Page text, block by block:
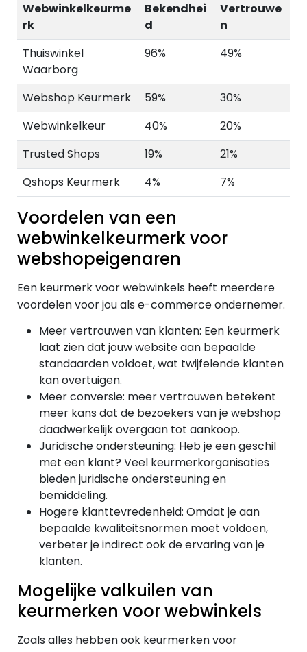
Webwinkelkeurme
rk
Bekendhei
d
Vertrouwe
n
Thuiswinkel
Waarborg
96% 49%
Webshop Keurmerk 59%
30%
Webwinkelkeur
40%
20%
Trusted Shops
19%
21%
Qshops Keurmerk
4% 7%
Voordelen van een
webwinkelkeurmerk voor
webshopeigenaren
Een keurmerk voor webwinkels heeft meerdere
voordelen voor jou als e-commerce ondernemer.
Meer vertrouwen van klanten: Een keurmerk
laat zien dat jouw website aan bepaalde
standaarden voldoet, wat twijfelende klanten
kan overtuigen.
Meer conversie: meer vertrouwen betekent
meer kans dat de bezoekers van je webshop
daadwerkelijk overgaan tot aankoop.
Juridische ondersteuning: Heb je een geschil
met een klant? Veel keurmerkorganisaties
bieden juridische ondersteuning en
bemiddeling.
Hogere klanttevredenheid: Omdat je aan
bepaalde kwaliteitsnormen moet voldoen,
verbeter je indirect ook de ervaring van je
klanten.
Mogelijke valkuilen van
keurmerken voor webwinkels
Zoals alles hebben ook keurmerken voor